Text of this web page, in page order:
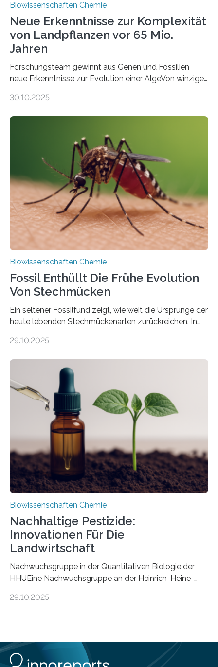
Biowissenschaften Chemie
Neue Erkenntnisse zur Komplexität
von Landpflanzen vor 65 Mio.
Jahren
Forschungsteam gewinnt aus Genen und Fossilien
neue Erkenntnisse zur Evolution einer AlgeVon winzigen
Landpflanzen zählen zu den komplexesten
Grünalgen, die vor Hunderten von Millionen Jahren
lebten. Unter den Vorfahren sticht eine Gruppe heraus,
die noch heute in der Natur vorkommt: die
Süßwasseralge Coleochaetophyceae. Einige Arten
dieser Gruppe bilden aus Zellfäden dichte Geflechte
mit scheibenförmiger Gestalt. Was auffällig ist: Die
nächsten…
30.10.2025
Biowissenschaften Chemie
Fossil Enthüllt Die Frühe Evolution
Von Stechmücken
Ein seltener Fossilfund zeigt, wie weit die Ursprünge der
heute lebenden Stechmückenarten zurückreichen. In
Forschende die bisher älteste bekannte Stechmücken-
Region Kachin in Myanmar und hat sich in
ausgezeichnetem Zustand erhalten. Es konnte als neue
Art einer neuen Gattung beschrieben werden und trägt
nun den Namen Cretosabethes primaevus. Dieser erste
fossile Nachweis einer Stechmückenlarve in Bernstein
stellt gleichzeitig den ersten Fossilfund einer
Mückenlarve aus dem Mesozoikum dar, denn…
29.10.2025
Biowissenschaften Chemie
Nachhaltige Pestizide:
Innovationen Für Die
Landwirtschaft
Nachwuchsgruppe in der Quantitativen Biologie der
HHUEine Nachwuchsgruppe an der Heinrich-Heine-
fünf Jahren erforschen, wie Bakterien auf
Insektenblume. Das Bundesministerium für Forschung,
Technologie und Raumfahrt (BMFTR) fördert das
29.10.2025